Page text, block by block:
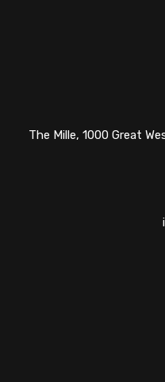
The Mille, 1000 Great